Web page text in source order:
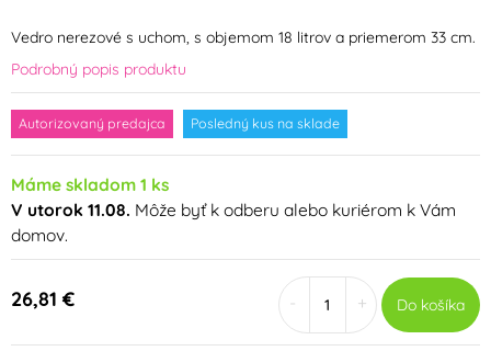
Vedro nerezové s uchom, s objemom 18 litrov a priemerom 33 cm.
Podrobný popis produktu
Autorizovaný predajca Posledný kus na sklade
Máme skladom 1 ks
V utorok 11.08. Môže byť k odberu alebo kuriérom k Vám
domov.
26,81 € + Do košíka